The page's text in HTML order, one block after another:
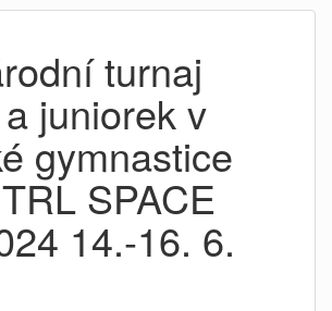
turnaj
juniorek v
gymnastice
SPACE
14.-16. 6.